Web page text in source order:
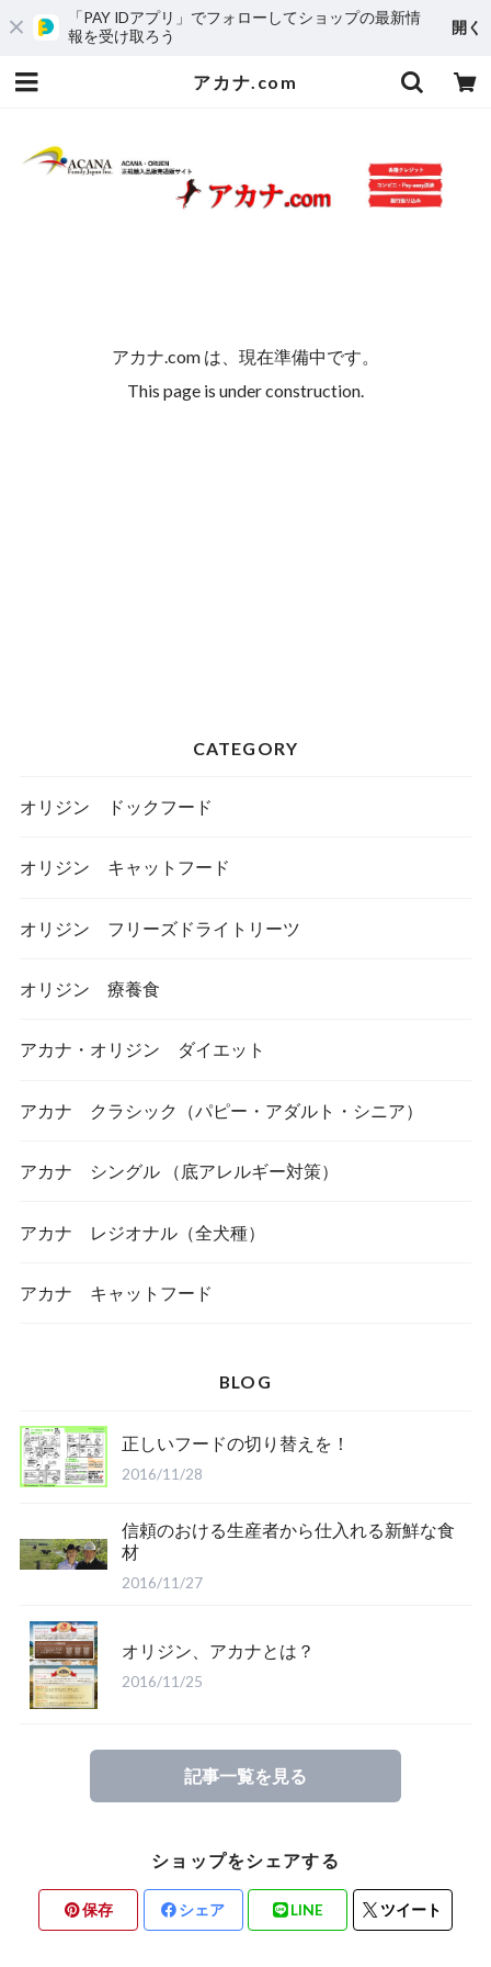
「PAY IDアプリ」でフォローしてショップの最新情
報を受け取ろう
開く
アカナ.com
アカナ.com は、現在準備中です。
This page is under construction.
CATEGORY
オリジン ドックフード
オリジン キャットフード
オリジン フリーズドライトリーツ
オリジン 療養食
アカナ・オリジン ダイエット
アカナ クラシック（パピー・アダルト・シニア）
アカナ シングル （底アレルギー対策）
アカナ レジオナル（全犬種）
アカナ キャットフード
BLOG
正しいフードの切り替えを！
2016/11/28
信頼のおける生産者から仕入れる新鮮な食
材
2016/11/27
オリジン、アカナとは？
2016/11/25
記事一覧を見る
ショップをシェアする
保存 シェア LINE ツイート